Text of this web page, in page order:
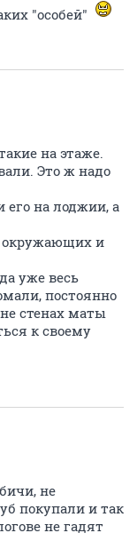
"особей"
на этаже.
Это ж надо
его на лоджии, а
окружающих и
уже весь
постоянно
стенах маты
к своему
не
покупали и так
не гадят